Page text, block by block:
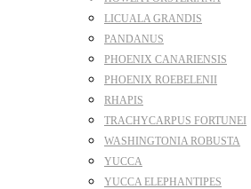
LICUALA GRANDIS
PANDANUS
PHOENIX CANARIENSIS
PHOENIX ROEBELENII
RHAPIS
TRACHYCARPUS FORTUNEI
WASHINGTONIA ROBUSTA
YUCCA
YUCCA ELEPHANTIPES